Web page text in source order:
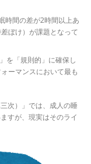
時間の差が2時間以上あ
ぼけ）が課題となって
を「規則的」に確保し
ーマンスにおいて最も
次）」では、成人の睡
すが、現実はそのライ